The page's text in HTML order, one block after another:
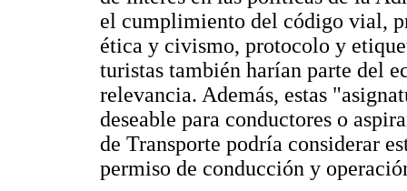
el cumplimiento del código vial,
ética y civismo, protocolo y
turistas también harían parte del
relevancia. Además, estas
deseable para conductores o
de Transporte podría considerar
permiso de conducción y